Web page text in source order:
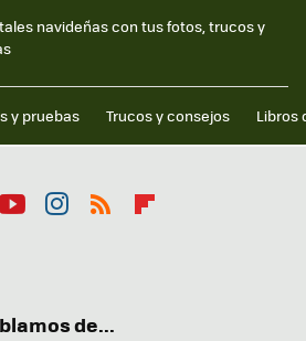
navideñas con tus fotos, trucos y
y pruebas Trucos y consejos Libros
de...